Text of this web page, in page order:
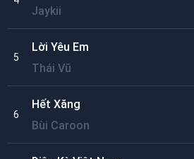
Jaykii
5
Lời Yêu Em
Thái Vũ
6
Hết Xăng
Bùi Caroon